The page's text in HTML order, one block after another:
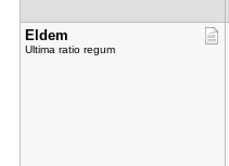
Eldem
Ultima ratio regum